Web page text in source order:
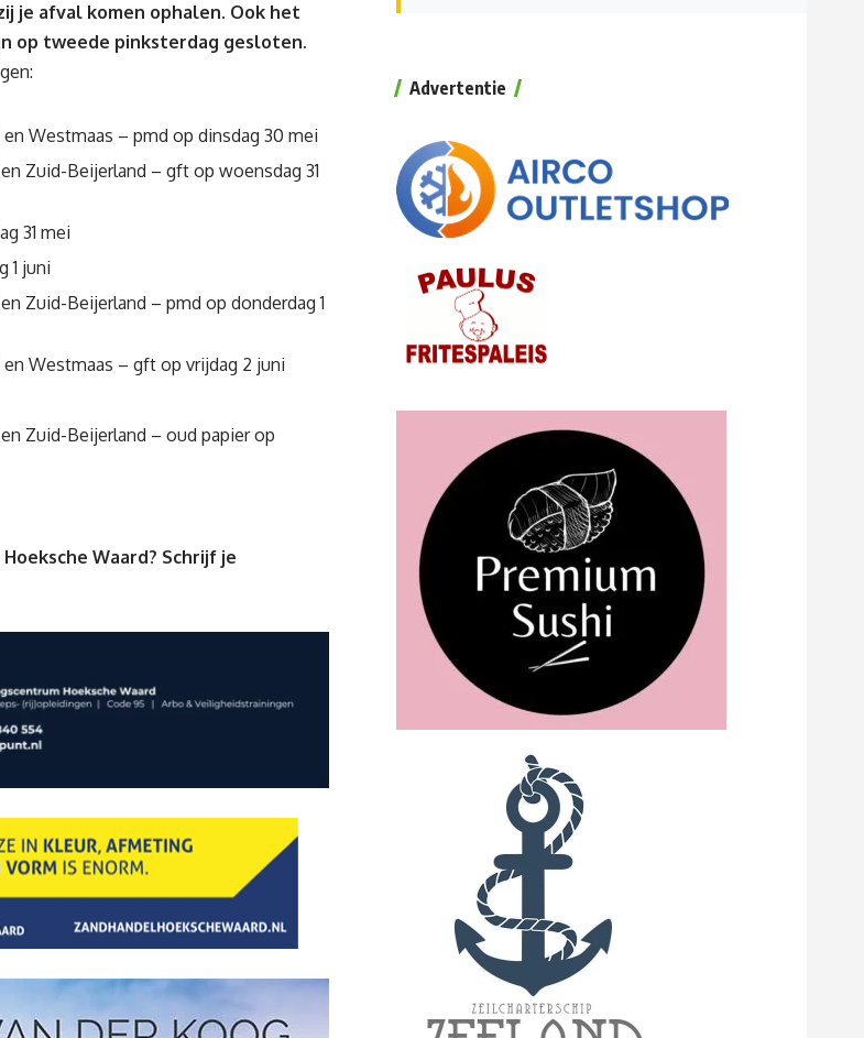
je afval komen ophalen. Ook het
op tweede pinksterdag gesloten.
Westmaas – pmd op dinsdag 30 mei
Zuid-Beijerland – gft op woensdag 31
31 mei
1 juni
Zuid-Beijerland – pmd op donderdag 1
Westmaas – gft op vrijdag 2 juni
Zuid-Beijerland – oud papier op
Waard? Schrijf je
Advertentie